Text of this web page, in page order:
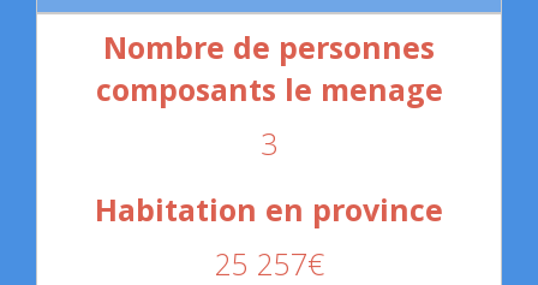
3
25 257€